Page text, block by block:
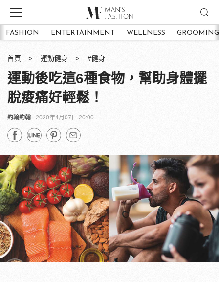
FASHION ENTERTAINMENT WELLNESS GROOMING
首頁 運動健身 #健身
運動後吃這6種食物，幫助身體擺
脫痠痛好輕鬆！
約翰約翰 2020年4月07日 20:00